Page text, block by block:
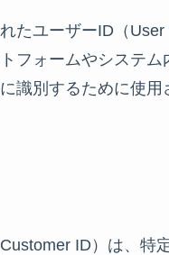
たユーザーID（User
フォームやシステム
識別するために使用
ID）は、特